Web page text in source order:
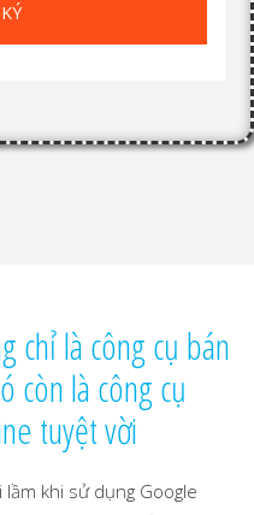
chỉ là công cụ bán
còn là công cụ
tuyệt vời
khi sử dụng Google